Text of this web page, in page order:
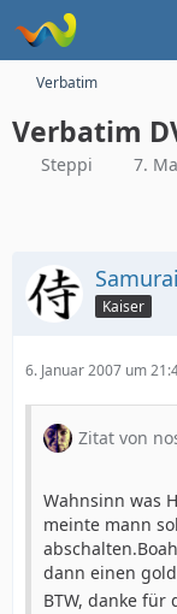
Verbatim
Verbatim
Steppi 7.
Samurai
Kaiser
6. Januar 2007 um
Zitat von
Wahnsinn was
meinte mann
dann einen
BTW, danke für